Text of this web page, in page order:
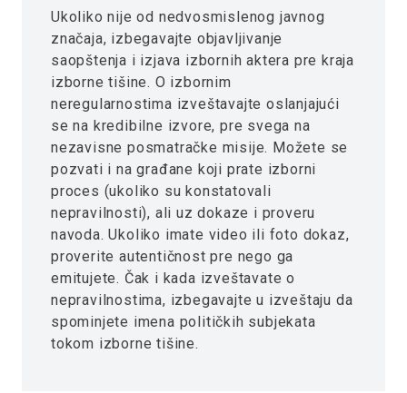
Ukoliko nije od nedvosmislenog javnog
značaja, izbegavajte objavljivanje
saopštenja i izjava izbornih aktera pre kraja
izborne tišine. O izbornim
neregularnostima izveštavajte oslanjajući
se na kredibilne izvore, pre svega na
nezavisne posmatračke misije. Možete se
pozvati i na građane koji prate izborni
proces (ukoliko su konstatovali
nepravilnosti), ali uz dokaze i proveru
navoda. Ukoliko imate video ili foto dokaz,
proverite autentičnost pre nego ga
emitujete. Čak i kada izveštavate o
nepravilnostima, izbegavajte u izveštaju da
spominjete imena političkih subjekata
tokom izborne tišine.